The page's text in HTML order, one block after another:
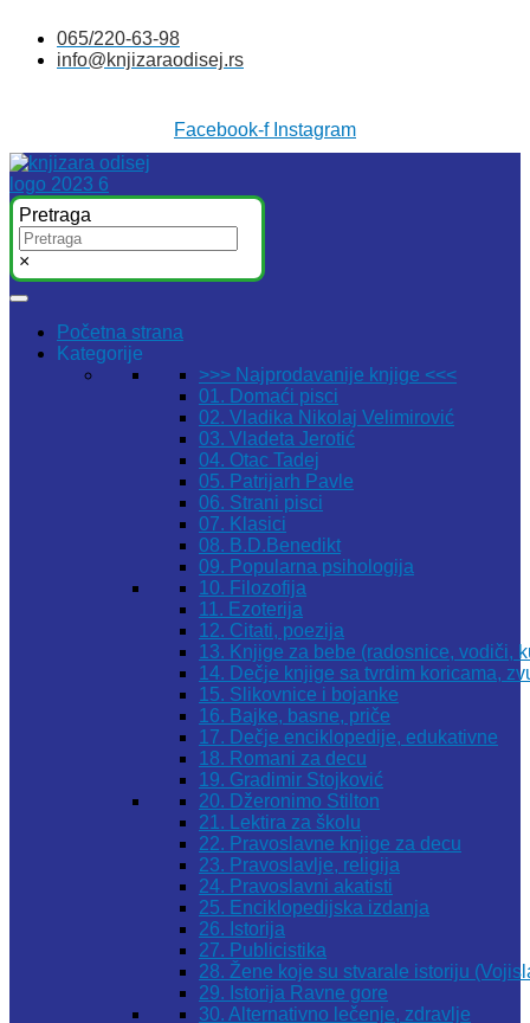
sadržaj
065/220-63-98
info@knjizaraodisej.rs
Facebook-f Instagram
Pretraga
×
Početna strana
Kategorije
>>> Najprodavanije knjige <<<
01. Domaći pisci
02. Vladika Nikolaj Velimirović
03. Vladeta Jerotić
04. Otac Tadej
05. Patrijarh Pavle
06. Strani pisci
07. Klasici
08. B.D.Benedikt
09. Popularna psihologija
10. Filozofija
11. Ezoterija
12. Citati, poezija
13. Knjige za bebe (radosnice, vodiči,
14. Dečje knjige sa tvrdim koricama,
15. Slikovnice i bojanke
16. Bajke, basne, priče
17. Dečje enciklopedije, edukativne
18. Romani za decu
19. Gradimir Stojković
20. Džeronimo Stilton
21. Lektira za školu
22. Pravoslavne knjige za decu
23. Pravoslavlje, religija
24. Pravoslavni akatisti
25. Enciklopedijska izdanja
26. Istorija
27. Publicistika
28. Žene koje su stvarale istoriju
29. Istorija Ravne gore
30. Alternativno lečenje, zdravlje